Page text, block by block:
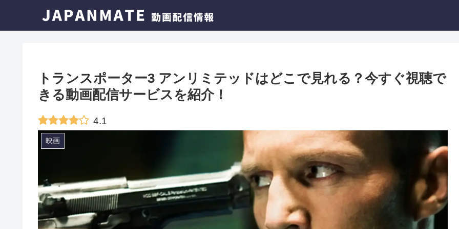
トランスポーター3 アンリミテッドはどこで見れる？今すぐ視聴で
きる動画配信サービスを紹介！
4.1
映画